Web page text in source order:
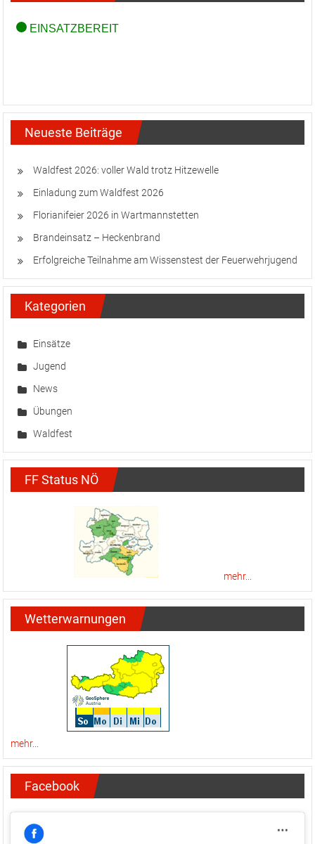
Neueste Beiträge
Waldfest 2026: voller Wald trotz Hitzewelle
Einladung zum Waldfest 2026
Florianifeier 2026 in Wartmannstetten
Brandeinsatz – Heckenbrand
Erfolgreiche Teilnahme am Wissenstest der Feuerwehrjugend
Kategorien
Einsätze
Jugend
News
Übungen
Waldfest
FF Status NÖ
mehr...
Wetterwarnungen
mehr...
Facebook